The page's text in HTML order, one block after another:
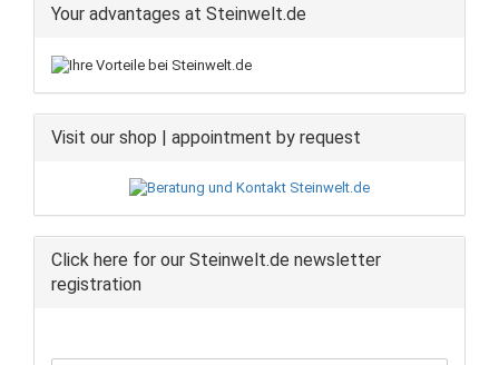
Your advantages at Steinwelt.de
Visit our shop | appointment by request
Click here for our Steinwelt.de newsletter
registration